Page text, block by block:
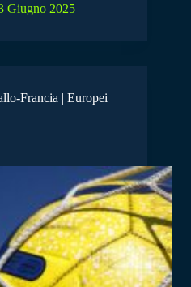
Giugno 2025
Francia | Europei